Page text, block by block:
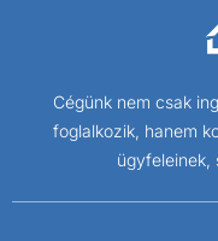
Cégünk nem csak
foglalkozik, hanem
ügyfeleinek,